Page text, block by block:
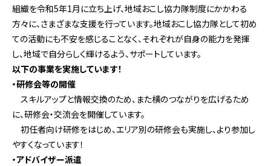
組織を令和5年1月に立ち上げ、地域おこし協力隊制度にかかわる
方々に、さまざまな支援を行っています。地域おこし協力隊として初め
ての活動にも不安を感じることなく、それぞれが自身の能力を発揮
し、地域で自分らしく輝けるよう、サポートしています。
以下の事業を実施しています！
・研修会等の開催
スキルアップと情報交換のため、また横のつながりを広げるため
に、研修会・交流会を開催しています。
初任者向け研修をはじめ、エリア別の研修会も実施し、より参加し
やすくなっています！
・アドバイザー派遣